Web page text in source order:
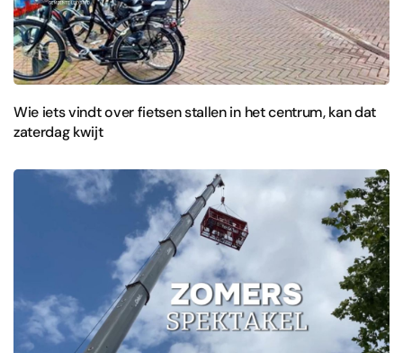
Wie iets vindt over fietsen stallen in het centrum, kan dat
zaterdag kwijt